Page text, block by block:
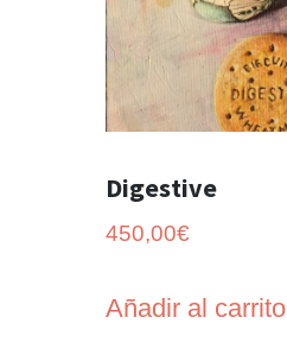
Digestive
450,00€
Añadir al carrito